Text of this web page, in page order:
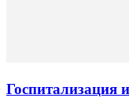
Госпитализация